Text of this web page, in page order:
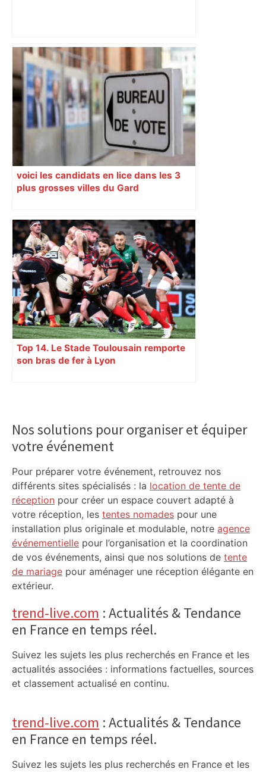
D1 futsal : contre Avion, l’UJS Toulouse
se crashe encore – ladepeche.fr
voici les candidats en lice dans les 3
plus grosses villes du Gard
Top 14. Le Stade Toulousain remporte
son bras de fer à Lyon
Sidebar
Nos solutions pour organiser et équiper
votre événement
Pour préparer votre événement, retrouvez nos
différents sites spécialisés : la location de tente de
réception pour créer un espace couvert adapté à
votre réception, les tentes nomades pour une
installation plus originale et modulable, notre agence
événementielle pour l’organisation et la coordination
de vos événements, ainsi que nos solutions de tente
de mariage pour aménager une réception élégante en
extérieur.
trend-live.com : Actualités & Tendance
en France en temps réel.
Suivez les sujets les plus recherchés en France et les
actualités associées : informations factuelles, sources
et classement actualisé en continu.
trend-live.com : Actualités & Tendance
en France en temps réel.
Suivez les sujets les plus recherchés en France et les